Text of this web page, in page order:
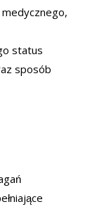
status
sposób